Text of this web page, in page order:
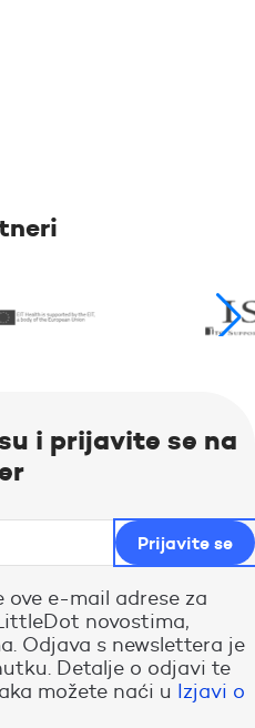
i prijavite se na
e-mail adrese za
novostima,
Odjava s newslettera je
Detalje o odjavi te
možete naći u Izjavi o